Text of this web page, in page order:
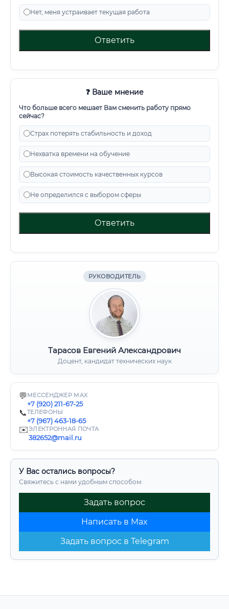
Нет, меня устраивает текущая работа
Ответить
❓ Ваше мнение
Что больше всего мешает Вам сменить работу прямо
сейчас?
Страх потерять стабильность и доход
Нехватка времени на обучение
Высокая стоимость качественных курсов
Не определился с выбором сферы
Ответить
РУКОВОДИТЕЛЬ
Тарасов Евгений Александрович
Доцент, кандидат технических наук
💬 МЕССЕНДЖЕР MAX
+7 (920) 211-67-25
📞ТЕЛЕФОНЫ
+7 (967) 463-18-65
✉️ЭЛЕКТРОННАЯ ПОЧТА
382652@mail.ru
У Вас остались вопросы?
Свяжитесь с нами удобным способом:
Задать вопрос
Написать в Max
Задать вопрос в Telegram